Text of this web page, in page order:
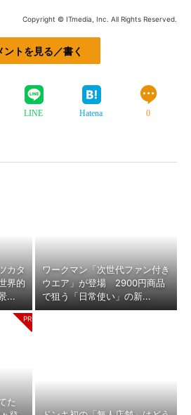
Copyright © ITmedia, Inc. All Rights Reserved.
ントを見る／書く
LINE Hatena 0
カタ
界的
...
ワークマン「次世代ファン付き
ウエア」が登場 2900円商品
で狙う「日常使い」の新...
た